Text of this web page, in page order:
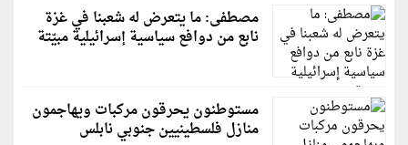
مصطفى: ما يتعرض له شعبنا في غزة
نابع من دوافع سياسية إسرائيلية مبيّتة
مستوطنون يحرقون مركبات ويهاجمون
منازل فلسطينيين جنوبي نابلس